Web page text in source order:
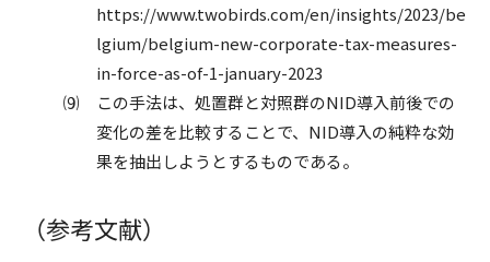
https://www.twobirds.com/en/insights/2023/be
lgium/belgium-new-corporate-tax-measures-
in-force-as-of-1-january-2023
⑼ この手法は、処置群と対照群のNID導入前後での
変化の差を比較することで、NID導入の純粋な効
果を抽出しようとするものである。
（参考文献）